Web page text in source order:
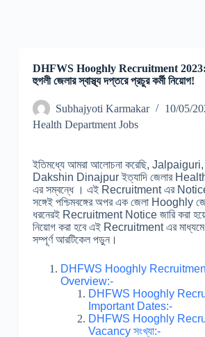
DHFWS Hooghly Recruitment 2023:
হুগলী জেলার স্বাস্থ্য দপ্তরে প্রচুর কর্মী নিয়োগ!
Subhajyoti Karmakar
10/05/
Health Department Jobs
ইতিমধ্যে আমরা আলোচনা করেছি,
Dakshin Dinajpur ইত্যাদি জেলার
এর সম্বন্ধে । এই Recruitment এর Notice
সঙ্গেই পশ্চিমবঙ্গের অপর এক জেলা Hooghly
ধরনেরই Recruitment Notice জারি করা
নিয়োগ করা হবে এই Recruitment এর মাধ্যমে,
সম্পূর্ণ আরটিকেল পড়ুন।
DHFWS Hooghly
Overview:-
DHFWS Hooghly
Important Dates:-
DHFWS Hooghly
Vacancy সংখ্যা:-